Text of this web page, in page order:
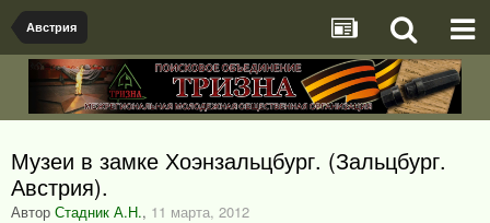
Австрия
Музеи в замке Хоэнзальцбург. (Зальцбург.
Австрия).
Автор Стадник А.Н., 11 марта, 2012